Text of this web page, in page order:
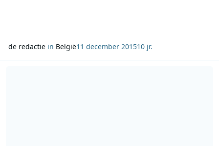
de redactiein België11 december 201510 jr.